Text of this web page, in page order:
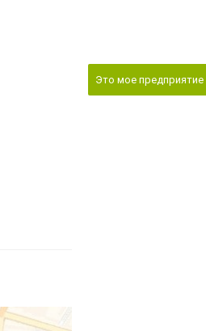
Это мое предприятие